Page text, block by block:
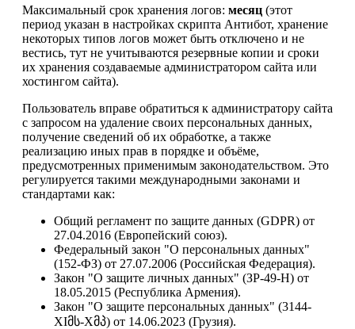
Максимальный срок хранения логов: месяц (этот
период указан в настройках скрипта Антибот, хранение
некоторых типов логов может быть отключено и не
вестись, тут не учитываются резервные копии и сроки
их хранения создаваемые администратором сайта или
хостингом сайта).
Пользователь вправе обратиться к администратору сайта
с запросом на удаление своих персональных данных,
получение сведений об их обработке, а также
реализацию иных прав в порядке и объёме,
предусмотренных применимым законодательством. Это
регулируется такими международными законами и
стандартами как:
Общий регламент по защите данных (GDPR) от
27.04.2016 (Европейский союз).
Федеральный закон "О персональных данных"
(152-ФЗ) от 27.07.2006 (Российская Федерация).
Закон "О защите личных данных" (ЗР-49-Н) от
18.05.2015 (Республика Армения).
Закон "О защите персональных данных" (3144-
XIმს-Xმპ) от 14.06.2023 (Грузия).